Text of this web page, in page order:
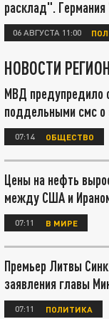
расклад".
06 АВГУСТА 11:00
НОВОСТИ
МВД предупредило
поддельными смс о
07:14 ОБЩЕСТВО
Цены на нефть
между США и
07:11 В МИРЕ
Премьер Литвы
заявления главы
07:11 ПОЛИТИКА